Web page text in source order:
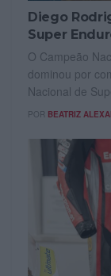
Diego
Super
O Campeão
dominou por
Nacional de
POR BEATRIZ